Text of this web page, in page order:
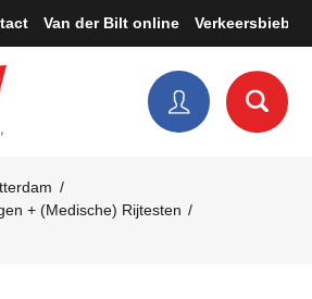
Van der Bilt online Verkeersbieb
+ (Medische) Rijtesten